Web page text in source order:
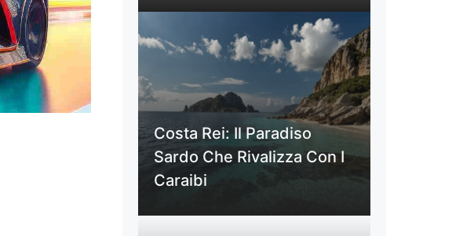
Costa Rei: Il Paradiso
Sardo Che Rivalizza Con I
Caraibi